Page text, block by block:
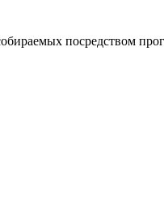
посредством